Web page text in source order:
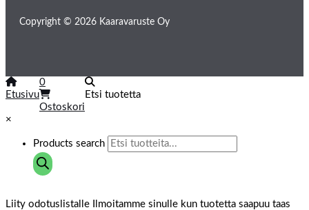
Copyright © 2026 Kaaravaruste Oy
Etusivu
0
Ostoskori
Etsi tuotetta
×
Products search
Liity odotuslistalle
Ilmoitamme sinulle kun tuotetta saapuu taas